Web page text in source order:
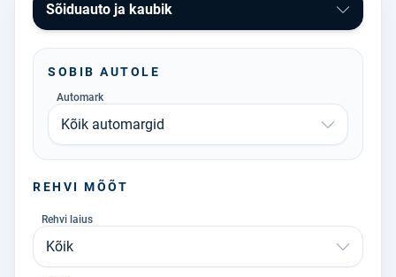
Sõiduauto ja kaubik
SOBIB AUTOLE
Automark
Kõik automargid
REHVI MÕÕT
Rehvi laius
Kõik